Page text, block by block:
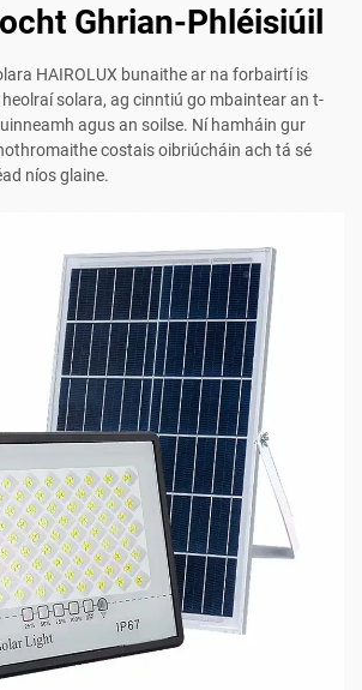
Ghrian-Phléisiúil
HAIROLUX bunaithe ar na forbairtí is
solara, ag cinntiú go mbaintear an t-
agus an soilse. Ní hamháin gur
costais oibriúcháin ach tá sé
níos glaine.